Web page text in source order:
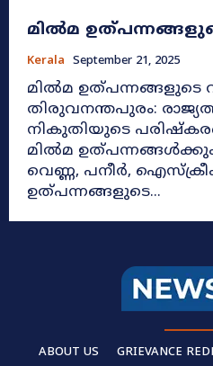
മില്‍മ
Kerala September 21, 2025
മില്‍മ ഉത്പന്നങ്ങളുടെ
തിരുവനന്തപുരം:
നികുതിയുടെ
മില്‍മ
വെണ്ണ, പനീര്‍,
ഉത്പന്നങ്ങളുടെ...
ABOUT US GRIEVANCE